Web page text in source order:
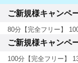
ご新規様キャンペ
80分【完全フリー】
ご新規様キャンペ
100分【完全フリー】